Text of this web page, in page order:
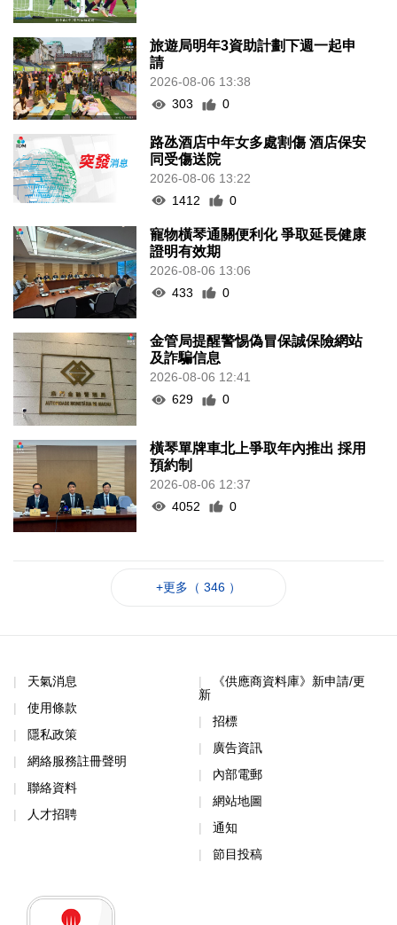
旅遊局明年3資助計劃下週一起申
請
2026-08-06 13:38
303
0
路氹酒店中年女多處割傷 酒店保安
同受傷送院
2026-08-06 13:22
1412
0
寵物橫琴通關便利化 爭取延長健康
證明有效期
2026-08-06 13:06
433
0
金管局提醒警惕偽冒保誠保險網站
及詐騙信息
2026-08-06 12:41
629
0
橫琴單牌車北上爭取年內推出 採用
預約制
2026-08-06 12:37
4052
0
+更多（ 346 ）
天氣消息
使用條款
隱私政策
網絡服務註冊聲明
聯絡資料
人才招聘
《供應商資料庫》新申請/更
新
招標
廣告資訊
內部電郵
網站地圖
通知
節目投稿